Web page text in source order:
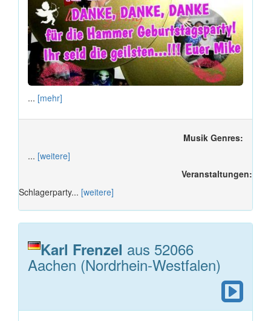
... [mehr]
Musik Genres:
... [weitere]
Veranstaltungen:
Schlagerparty... [weitere]
Karl Frenzel aus 52066
Aachen (Nordrhein-Westfalen)